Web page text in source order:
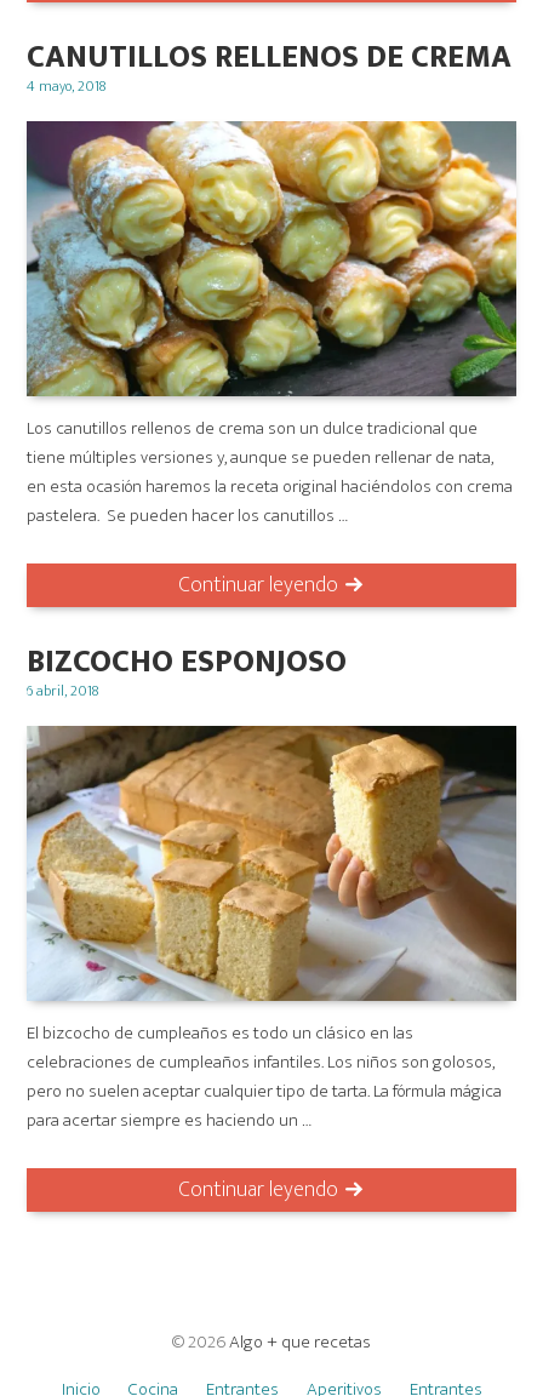
CANUTILLOS RELLENOS DE CREMA
Posted
4 mayo, 2018
Los canutillos rellenos de crema son un dulce tradicional que
tiene múltiples versiones y, aunque se pueden rellenar de nata,
en esta ocasión haremos la receta original haciéndolos con crema
pastelera. Se pueden hacer los canutillos …
Continuar leyendo
BIZCOCHO ESPONJOSO
Posted
6 abril, 2018
El bizcocho de cumpleaños es todo un clásico en las
celebraciones de cumpleaños infantiles. Los niños son golosos,
pero no suelen aceptar cualquier tipo de tarta. La fórmula mágica
para acertar siempre es haciendo un …
Continuar leyendo
© 2026Algo + que recetas
Inicio
Cocina Entrantes Aperitivos Entrantes